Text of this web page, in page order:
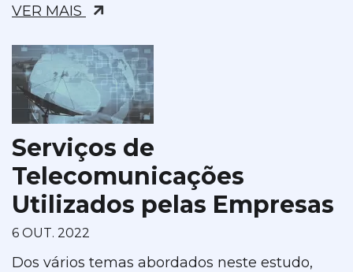
VER MAIS
Serviços de
Telecomunicações
Utilizados pelas Empresas
6 OUT. 2022
Dos vários temas abordados neste estudo,